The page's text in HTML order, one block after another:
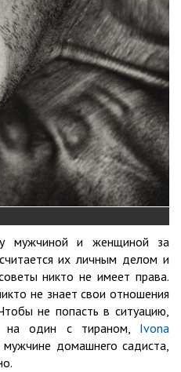
мужчиной и женщиной за
их личным делом и
никто не имеет права.
не знает свои отношения
не попасть в ситуацию,
на один с тираном, Ivona
мужчине домашнего садиста,